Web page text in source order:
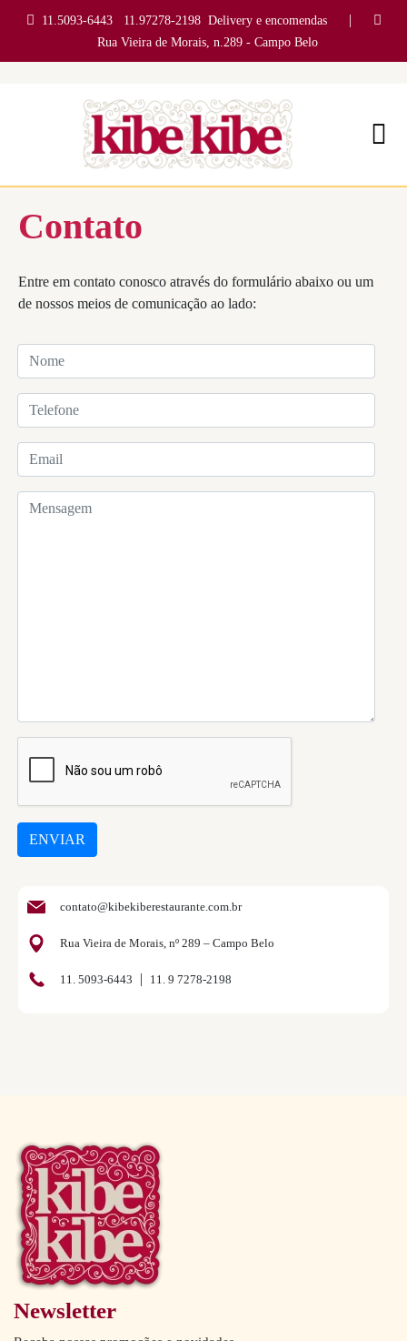
11.5093-6443 11.97278-2198Delivery e encomendas |
Rua Vieira de Morais, n.289 - Campo Belo
Contato
Entre em contato conosco através do formulário abaixo ou um
de nossos meios de comunicação ao lado:
ENVIAR
contato@kibekiberestaurante.com.br
Rua Vieira de Morais, nº 289 – Campo Belo
11. 5093-6443 | 11. 9 7278-2198
Newsletter